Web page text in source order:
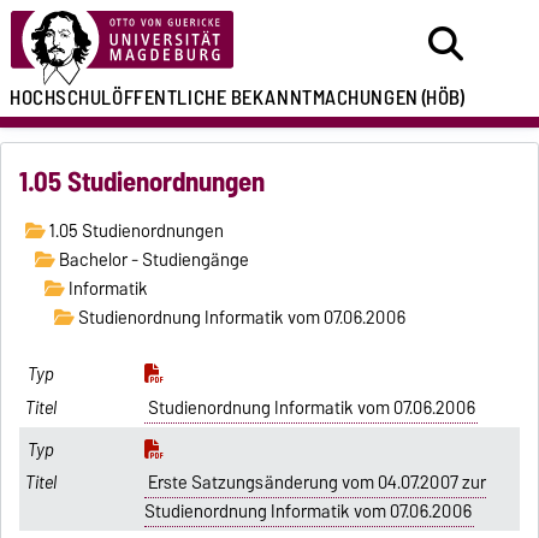
HOCHSCHULÖFFENTLICHEBEKANNTMACHUNGEN(HÖB)
1.05 Studienordnungen
1.05 Studienordnungen
Bachelor - Studiengänge
Informatik
Studienordnung Informatik vom 07.06.2006
Studienordnung Informatik vom 07.06.2006
Erste Satzungsänderung vom 04.07.2007 zur
Studienordnung Informatik vom 07.06.2006